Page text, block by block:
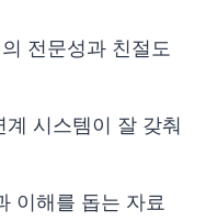
전문성과 친절도
시스템이 잘 갖춰
이해를 돕는 자료